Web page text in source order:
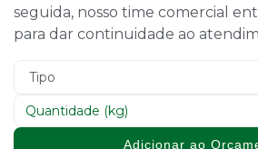
seguida, nosso time comercial
para dar continuidade ao
Adicionar ao